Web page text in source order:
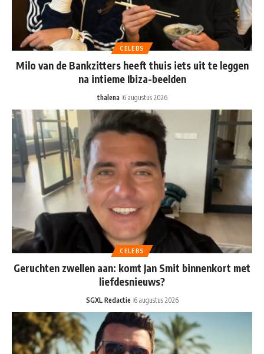
CELEBS
Milo van de Bankzitters heeft thuis iets uit te leggen
na intieme Ibiza-beelden
thalena 6 augustus 2026
CELEBS
Geruchten zwellen aan: komt Jan Smit binnenkort met
liefdesnieuws?
SGXL Redactie 6 augustus 2026